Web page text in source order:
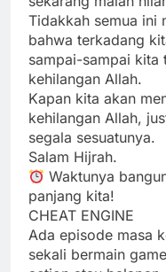
Tidakkah semua ini
bahwa terkadang
sampai-sampai kita
kehilangan Allah.
Kapan kita akan
kehilangan Allah,
segala sesuatunya.
Salam Hijrah.
Waktunya
panjang kita!
CHEAT ENGINE
Ada episode masa
sekali bermain